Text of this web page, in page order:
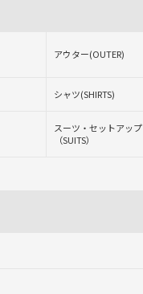
アウター(OUTER)
シャツ(SHIRTS)
スーツ・セットアップ
（SUITS）